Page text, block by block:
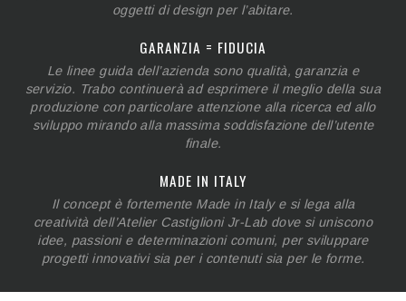
oggetti di design per l’abitare.
GARANZIA = FIDUCIA
Le linee guida dell’azienda sono qualità, garanzia e
servizio. Trabo continuerà ad esprimere il meglio della sua
produzione con particolare attenzione alla ricerca ed allo
sviluppo mirando alla massima soddisfazione dell’utente
finale.
MADE IN ITALY
Il concept è fortemente Made in Italy e si lega alla
creatività dell’Atelier Castiglioni Jr-Lab dove si uniscono
idee, passioni e determinazioni comuni, per sviluppare
progetti innovativi sia per i contenuti sia per le forme.